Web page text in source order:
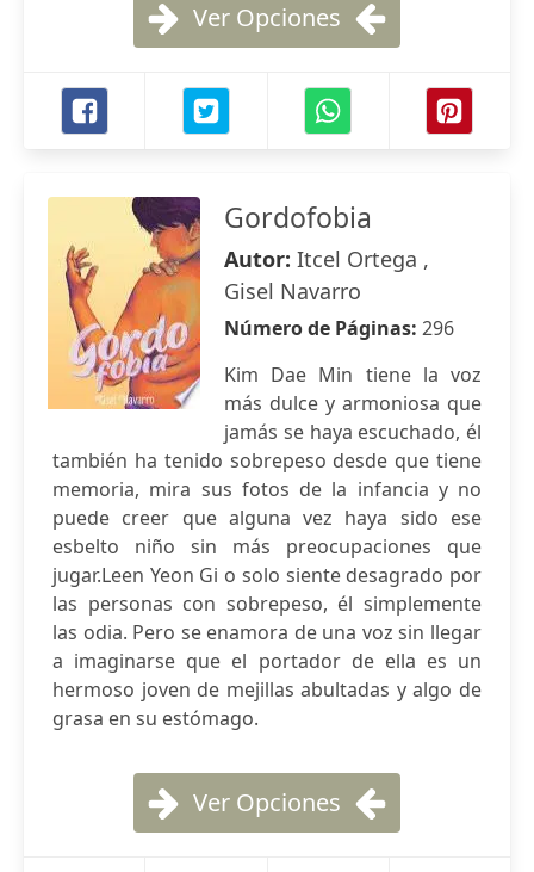
Ver Opciones
Gordofobia
Autor: Itcel Ortega ,
Gisel Navarro
Número de Páginas: 296
Kim Dae Min tiene la voz
más dulce y armoniosa que
jamás se haya escuchado, él
también ha tenido sobrepeso desde que tiene
memoria, mira sus fotos de la infancia y no
puede creer que alguna vez haya sido ese
esbelto niño sin más preocupaciones que
jugar.Leen Yeon Gi o solo siente desagrado por
las personas con sobrepeso, él simplemente
las odia. Pero se enamora de una voz sin llegar
a imaginarse que el portador de ella es un
hermoso joven de mejillas abultadas y algo de
grasa en su estómago.
Ver Opciones